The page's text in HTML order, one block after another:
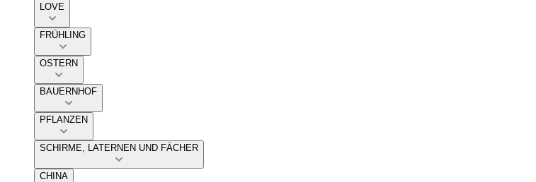
LOVE
FRÜHLING
OSTERN
BAUERNHOF
PFLANZEN
SCHIRME, LATERNEN UND FÄCHER
CHINA